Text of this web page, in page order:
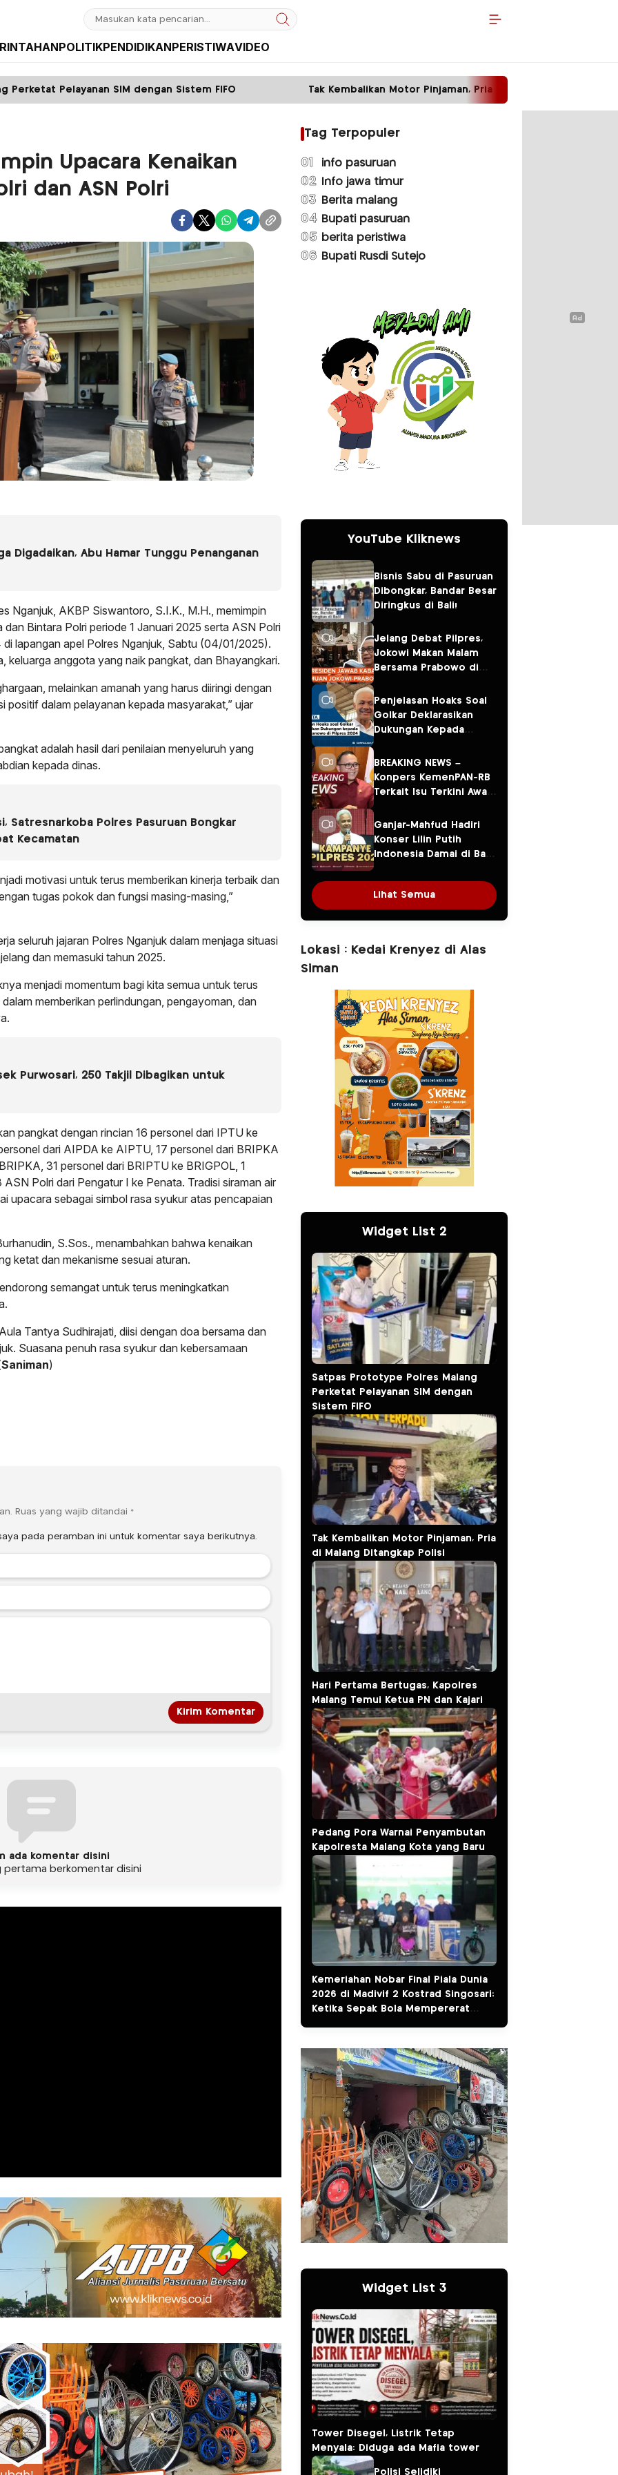
POLITIKPENDIDIKANPERISTIWAVIDEO
SIM dengan Sistem FIFO Tak Kembalikan Motor Pinjaman, Pria di Malang Ditangkap Polisi
Upacara Kenaikan
dan ASN Polri
Digadaikan, Abu Hamar Tunggu Penanganan
Nganjuk, AKBP Siswantoro, S.I.K., M.H., memimpin
Bintara Polri periode 1 Januari 2025 serta ASN Polri
lapangan apel Polres Nganjuk, Sabtu (04/01/2025).
keluarga anggota yang naik pangkat, dan Bhayangkari.
melainkan amanah yang harus diiringi dengan
positif dalam pelayanan kepada masyarakat,” ujar
adalah hasil dari penilaian menyeluruh yang
kepada dinas.
Satresnarkoba Polres Pasuruan Bongkar
Kecamatan
motivasi untuk terus memberikan kinerja terbaik dan
tugas pokok dan fungsi masing-masing,”
seluruh jajaran Polres Nganjuk dalam menjaga situasi
dan memasuki tahun 2025.
menjadi momentum bagi kita semua untuk terus
memberikan perlindungan, pengayoman, dan
Purwosari, 250 Takjil Dibagikan untuk
pangkat dengan rincian 16 personel dari IPTU ke
dari AIPDA ke AIPTU, 17 personel dari BRIPKA
31 personel dari BRIPTU ke BRIGPOL, 1
Polri dari Pengatur I ke Penata. Tradisi siraman air
upacara sebagai simbol rasa syukur atas pencapaian
S.Sos., menambahkan bahwa kenaikan
ketat dan mekanisme sesuai aturan.
semangat untuk terus meningkatkan
Tantya Sudhirajati, diisi dengan doa bersama dan
Suasana penuh rasa syukur dan kebersamaan
Saniman)
Ruas yang wajib ditandai *
pada peramban ini untuk komentar saya berikutnya.
ada komentar disini
pertama berkomentar disini
Tag Terpopuler
01 info pasuruan
02 Info jawa timur
03 Berita malang
04 Bupati pasuruan
05 berita peristiwa
06 Bupati Rusdi Sutejo
YouTube Kliknews
Bisnis Sabu di Pasuruan
Dibongkar, Bandar Besar
Diringkus di Bali!
Jelang Debat Pilpres,
Jokowi Makan Malam
Bersama Prabowo di
Penjelasan Hoaks Soal
Golkar Deklarasikan
Dukungan Kepada
Pilpres 2024
BREAKING NEWS –
Konpers KemenPAN-RB
Terkait Isu Terkini Awal
Ganjar-Mahfud Hadiri
Konser Lilin Putih
Indonesia Damai di Balai
Lihat Semua
Lokasi : Kedai Krenyez di Alas
Siman
Widget List 2
Satpas Prototype Polres Malang
Perketat Pelayanan SIM dengan
Sistem FIFO
Tak Kembalikan Motor Pinjaman, Pria
di Malang Ditangkap Polisi
Hari Pertama Bertugas, Kapolres
Malang Temui Ketua PN dan Kajari
Pedang Pora Warnai Penyambutan
Kapolresta Malang Kota yang Baru
Kemeriahan Nobar Final Piala Dunia
2026 di Madivif 2 Kostrad Singosari:
Ketika Sepak Bola Mempererat
Widget List 3
Tower Disegel, Listrik Tetap
Menyala: Diduga ada Mafia tower
Polisi Selidiki